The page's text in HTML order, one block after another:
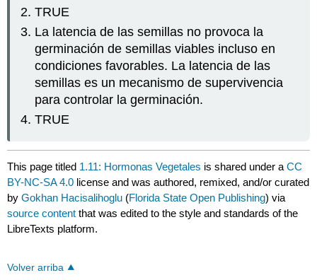
TRUE
La latencia de las semillas no provoca la
germinación de semillas viables incluso en
condiciones favorables. La latencia de las
semillas es un mecanismo de supervivencia
para controlar la germinación.
TRUE
This page titled 1.11: Hormonas Vegetales is shared under aCC
BY-NC-SA 4.0 license and was authored, remixed, and/or curated
byGokhan Hacisalihoglu (Florida State Open Publishing) via
source content that was edited to the style and standards of the
LibreTexts platform.
Volver arriba